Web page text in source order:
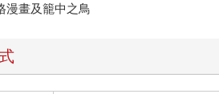
漫畫及籠中之鳥